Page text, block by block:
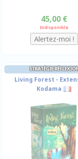
45,00 €
Indisponible
STRATÉGIE
Living Forest -
Kodama